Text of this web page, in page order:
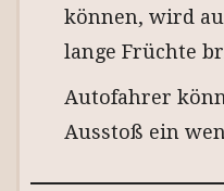
können, wird
lange Früchte
Autofahrer
Ausstoß ein